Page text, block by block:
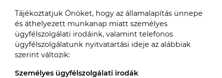
Tájékoztatjuk Önöket, hogy az államalapítás ünnepe
és áthelyezett munkanap miatt személyes
ügyfélszolgálati irodáink, valamint telefonos
ügyfélszolgálatunk nyitvatartási ideje az alábbiak
szerint változik:
Személyes ügyfélszolgálati irodák